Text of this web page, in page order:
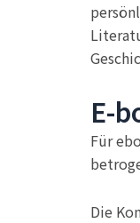
E-
Für
Die